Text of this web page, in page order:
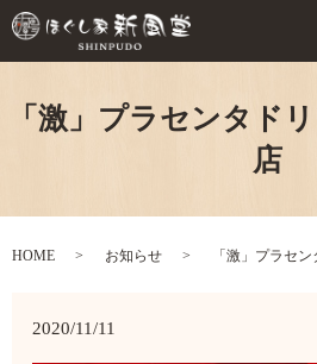
「激」プラセンタド
店
HOME お知らせ 「激」プラセ
2020/11/11